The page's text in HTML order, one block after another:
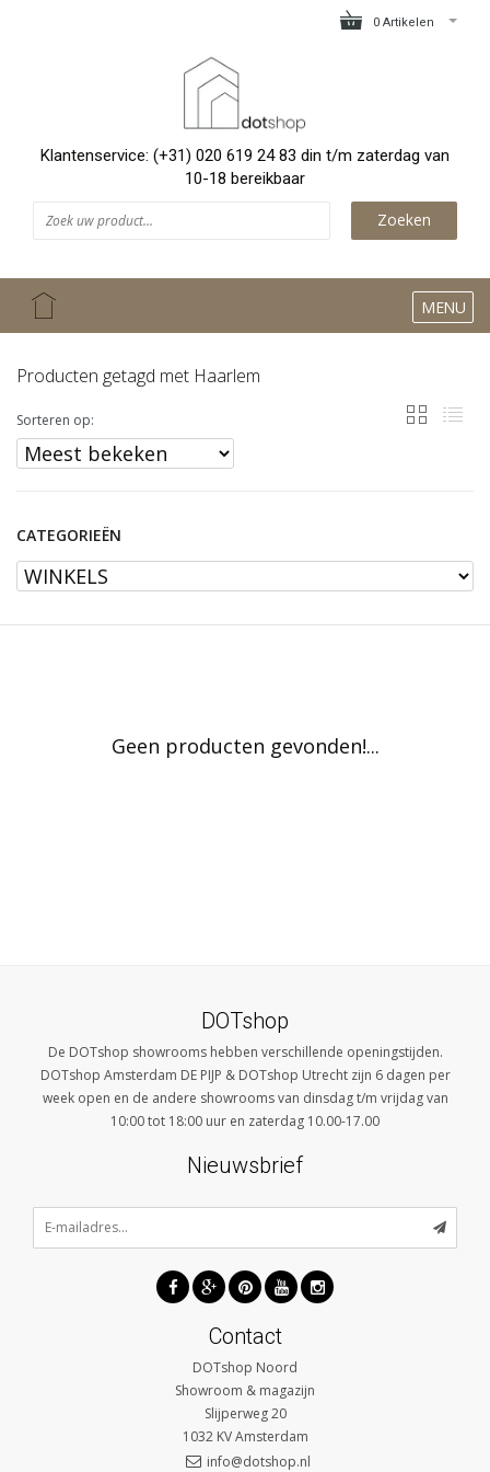
0 Artikelen
Klantenservice: (+31) 020 619 24 83 din t/m zaterdag van
10-18 bereikbaar
Zoeken
MENU
Producten getagd met Haarlem
Sorteren op:
CATEGORIEËN
Geen producten gevonden!...
DOTshop
De DOTshop showrooms hebben verschillende openingstijden.
DOTshop Amsterdam DE PIJP & DOTshop Utrecht zijn 6 dagen per
week open en de andere showrooms van dinsdag t/m vrijdag van
10:00 tot 18:00 uur en zaterdag 10.00-17.00
Nieuwsbrief
Contact
DOTshop Noord
Showroom & magazijn
Slijperweg 20
1032 KV Amsterdam
info@dotshop.nl